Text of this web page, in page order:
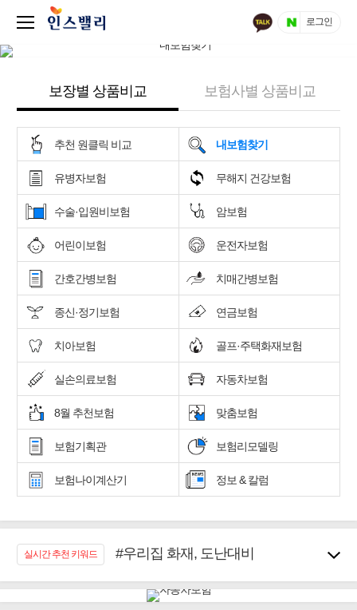
로그인
보장별 상품비교 보험사별 상품비교
추천 원클릭 비교 내보험찾기
유병자보험 무해지 건강보험
수술·입원비보험 암보험
어린이보험 운전자보험
간호간병보험 치매간병보험
종신·정기보험 연금보험
치아보험 골프·주택화재보험
실손의료보험 자동차보험
8월 추천보험 맞춤보험
보험기획관 보험리모델링
보험나이계산기 정보 & 칼럼
실시간 추천 키워드
#우리집 화재, 도난대비
#임플란트, 치아치료보장